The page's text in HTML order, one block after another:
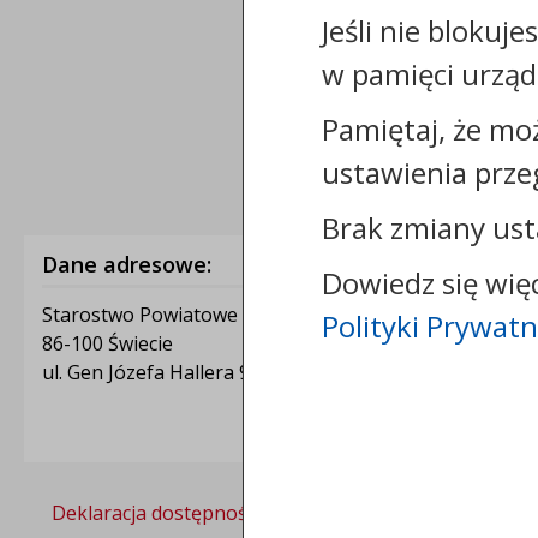
Dane adresowe:
Starostwo Powiatowe w Świeciu
86-100 Świecie
ul. Gen Józefa Hallera 9
Deklaracja dostępności
Jeśli nie
w pamięci
Pamiętaj, że
ustawienia
Brak zmiany
Dowiedz się
Polityki